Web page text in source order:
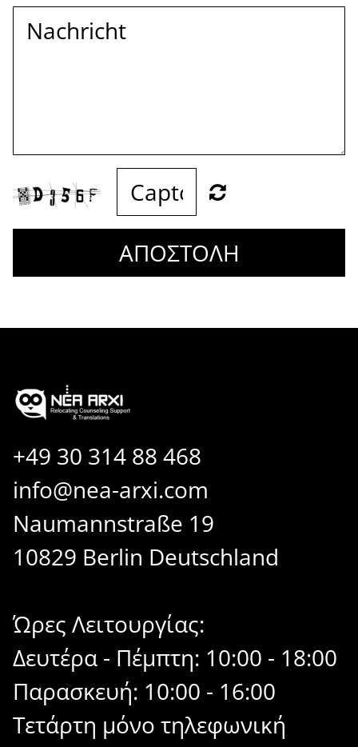
ΑΠΟΣΤΟΛΗ
+49 30 314 88 468
info@nea-arxi.com
Naumannstraße 19
10829 Berlin Deutschland
Ώρες Λειτουργίας:
Δευτέρα - Πέμπτη: 10:00 - 18:00
Παρασκευή: 10:00 - 16:00
Τετάρτη μόνο τηλεφωνική